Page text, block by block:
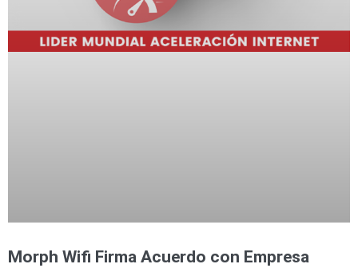
Morph Wifi Firma Acuerdo con Empresa